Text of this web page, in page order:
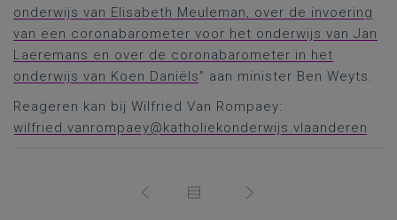
onderwijs van Elisabeth Meuleman, over de invoering
van een coronabarometer voor het onderwijs van Jan
Laeremans en over de coronabarometer in het
onderwijs van Koen Daniëls” aan minister Ben Weyts.
Reageren kan bij Wilfried Van Rompaey:
wilfried.vanrompaey@katholiekonderwijs.vlaanderen